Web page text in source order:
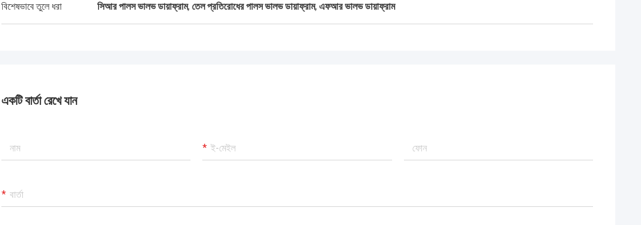
সালে হংকমের সাথে সহযোগিতা করার পর থেকে, তাদের
গ্রেডের রাবার ডায়াফ্রাগম এবং শিল্প শক শোষকগুলি শূন্য
বিশেষভাবে তুলে ধরা সিআর পালস ভালভ ডায়াফ্রাম, তেল প্রতিরোধের পালস ভালভ ডায়াফ্রাম, এফআর ভালভ ডায়াফ্রাম
একটি বার্তা রেখে যান